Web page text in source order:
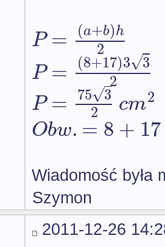
P = (a+b)h
2
P = (8+17)3 3
√
2
P = 75 3
√
2 cm2
Obw.=8+ 17
Wiadomość była
Szymon
2011-12-26